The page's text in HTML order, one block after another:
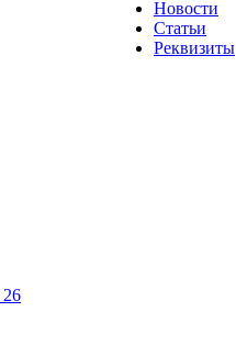
26
Новости
Статьи
Реквизиты